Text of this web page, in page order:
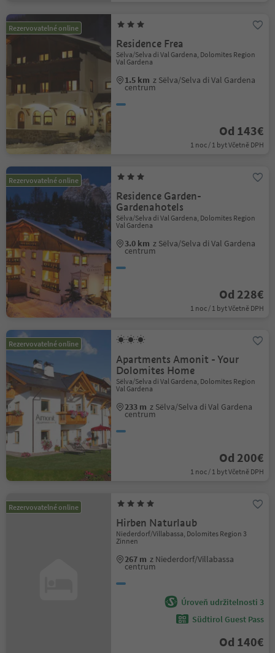
Rezervovatelné online
Residence Frea
Sëlva/Selva di Val Gardena, Dolomites Region
Val Gardena
1.5 km z Sëlva/Selva di Val Gardena
centrum
Od 143€
1 noc / 1 byt Včetně DPH
Rezervovatelné online
Residence Garden-
Gardenahotels
Sëlva/Selva di Val Gardena, Dolomites Region
Val Gardena
3.0 km z Sëlva/Selva di Val Gardena
centrum
Od 228€
1 noc / 1 byt Včetně DPH
Rezervovatelné online
Apartments Amonit - Your
Dolomites Home
Sëlva/Selva di Val Gardena, Dolomites Region
Val Gardena
233 m z Sëlva/Selva di Val Gardena
centrum
Od 200€
1 noc / 1 byt Včetně DPH
Rezervovatelné online
Hirben Naturlaub
Niederdorf/Villabassa, Dolomites Region 3
Zinnen
267 m z Niederdorf/Villabassa
centrum
Úroveň udržitelnosti 3
Südtirol Guest Pass
Od 140€